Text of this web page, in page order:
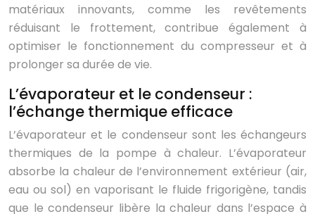
matériaux innovants, comme les revêtements
réduisant le frottement, contribue également à
optimiser le fonctionnement du compresseur et à
prolonger sa durée de vie.
L’évaporateur et le condenseur :
l’échange thermique efficace
L’évaporateur et le condenseur sont les échangeurs
thermiques de la pompe à chaleur. L’évaporateur
absorbe la chaleur de l’environnement extérieur (air,
eau ou sol) en vaporisant le fluide frigorigène, tandis
que le condenseur libère la chaleur dans l’espace à